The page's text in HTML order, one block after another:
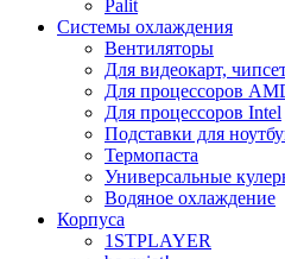
Palit
Системы охлаждения
Вентиляторы
Для видеокарт,
Для процессоров
Для процессоров Intel
Подставки для
Термопаста
Универсальные
Водяное охлаждение
Корпуса
1STPLAYER